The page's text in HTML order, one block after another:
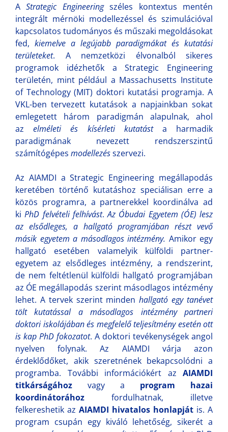
AStrategic Engineeringszéles kontextus mentén
integrált mérnöki modellezéssel és szimulációval
kapcsolatos tudományos és műszaki megoldásokat
fed, kiemelve a legújabb paradigmákat és kutatási
területeket. A nemzetközi élvonalból sikeres
programok idézhetők a Strategic Engineering
területén, mint például a Massachusetts Institute
of Technology (MIT) doktori kutatási programja. A
VKL-ben tervezett kutatások a napjainkban sokat
emlegetett három paradigmán alapulnak, ahol
azelméleti és kísérleti kutatásta harmadik
paradigmának nevezett rendszerszintű
számítógépes modellezésszervezi.
Az AIAMDI a Strategic Engineering megállapodás
keretében történő kutatáshoz speciálisan erre a
közös programra, a partnerekkel koordinálva ad
kiPhD felvételi felhívást.Az Óbudai Egyetem (ÓE) lesz
az elsődleges, a hallgató programjában részt vevő
másik egyetem a másodlagos intézmény. Amikor egy
hallgató esetében valamelyik külföldi partner-
egyetem az elsődleges intézmény, a rendszerint,
de nem feltétlenül külföldi hallgató programjában
az ÓE megállapodás szerint másodlagos intézmény
lehet. A tervek szerint minden hallgató egy tanévet
tölt kutatással a másodlagos intézmény partneri
doktori iskolájában és megfelelő teljesítmény esetén ott
is kap PhD fokozatot. A doktori tevékenységek angol
nyelven folynak. Az AIAMDI várja azon
érdeklődőket, akik szeretnének bekapcsolódni a
programba. További információkért az AIAMDI
titkárságához vagy a program hazai
koordinátorához fordulhatnak, illetve
felkereshetik az AIAMDI hivatalos honlapját is. A
program csupán egy kiváló lehetőség, sikerét a